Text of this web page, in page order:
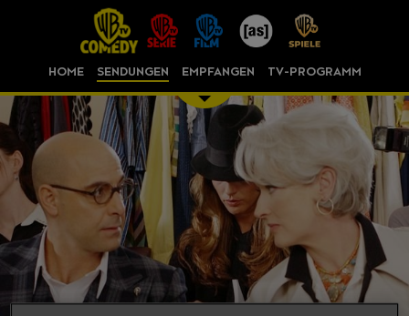
HOME SENDUNGEN EMPFANGEN TV-PROGRAMM